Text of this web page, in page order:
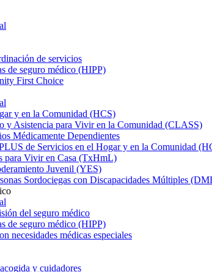
de servicios
de seguro médico (HIPP)
First Choice
y en la Comunidad (HCS)
y Asistencia para Vivir en la Comunidad (CLASS)
Médicamente Dependientes
de Servicios en el Hogar y en la Comunidad
para Vivir en Casa (TxHmL)
Juvenil (YES)
Sordociegas con Discapacidades Múltiples
del seguro médico
de seguro médico (HIPP)
necesidades médicas especiales
y cuidadores